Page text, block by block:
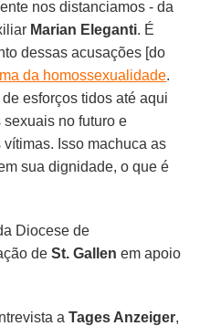
nos distanciamos - da
Marian Eleganti. É
dessas acusações [do
da homossexualidade.
esforços tidos até aqui
no futuro e
Isso machuca as
sua dignidade, o que é
Diocese de
deSt. Gallen em apoio
aTages Anzeiger,